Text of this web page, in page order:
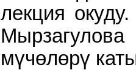
лекция
мүчөлөрү